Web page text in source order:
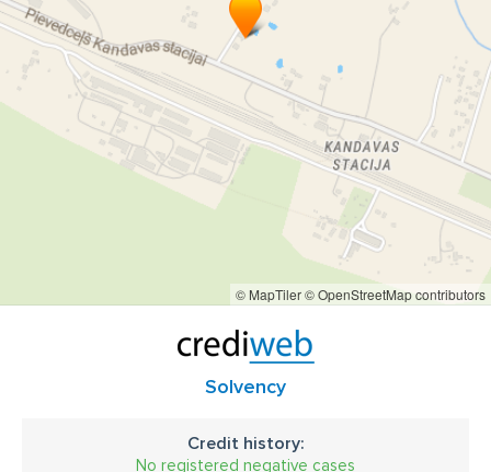
© MapTiler© OpenStreetMap contributors
Solvency
Credit history:
No registered negative cases